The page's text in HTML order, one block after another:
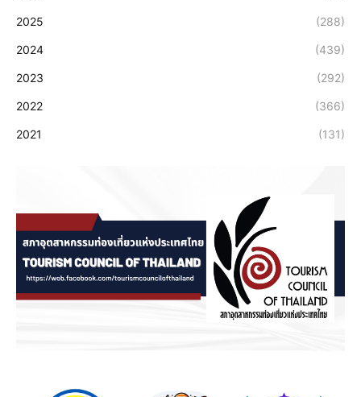
2025 (288)
2024 (439)
2023 (292)
2022 (366)
2021 (131)